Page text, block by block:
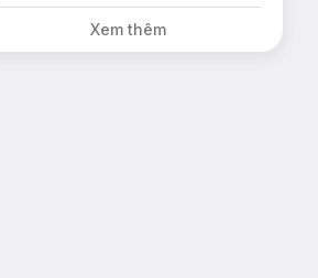
Xem thêm